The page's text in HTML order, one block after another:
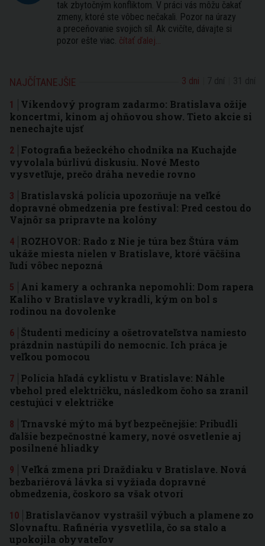
tak zbytočným konfliktom. V práci vás môžu čakať
zmeny, ktoré ste vôbec nečakali. Pozor na úrazy
a preceňovanie svojich síl. Ak cvičíte, dávajte si
pozor ešte viac. čítať ďalej...
NAJČÍTANEJŠIE 3 dni
Víkendový program zadarmo: Bratislava ožije
koncertmi, kinom aj ohňovou show. Tieto akcie si
nenechajte ujsť
Fotografia bežeckého chodníka na Kuchajde
vyvolala búrlivú diskusiu. Nové Mesto
vysvetľuje, prečo dráha nevedie rovno
Bratislavská polícia upozorňuje na veľké
dopravné obmedzenia pre festival: Pred cestou do
Vajnôr sa pripravte na kolóny
ROZHOVOR: Rado z Nie je túra bez Štúra vám
ukáže miesta nielen v Bratislave, ktoré väčšina
ľudí vôbec nepozná
Ani kamery a ochranka nepomohli: Dom rapera
Kaliho v Bratislave vykradli, kým on bol s
rodinou na dovolenke
Študenti medicíny a ošetrovateľstva namiesto
prázdnin nastúpili do nemocníc. Ich práca je
veľkou pomocou
Polícia hľadá cyklistu v Bratislave: Náhle
vbehol pred električku, následkom čoho sa zranil
cestujúci v električke
Trnavské mýto má byť bezpečnejšie: Pribudli
ďalšie bezpečnostné kamery, nové osvetlenie aj
posilnené hliadky
Veľká zmena pri Draždiaku v Bratislave. Nová
bezbariérová lávka si vyžiada dopravné
obmedzenia, čoskoro sa však otvorí
Bratislavčanov vystrašil výbuch a plamene zo
Slovnaftu. Rafinéria vysvetlila, čo sa stalo a
upokojila obyvateľov